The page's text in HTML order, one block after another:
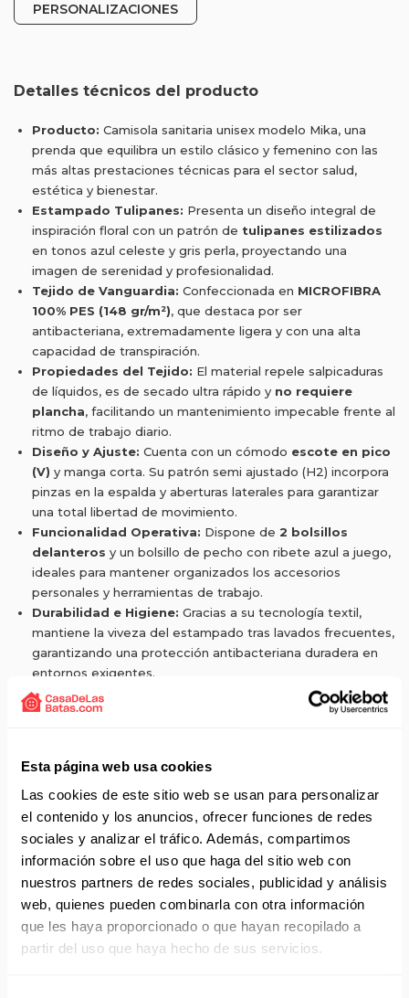
Esta página web usa cookies
Las cookies de este sitio web se usan para personalizar
el contenido y los anuncios, ofrecer funciones de redes
sociales y analizar el tráfico. Además, compartimos
información sobre el uso que haga del sitio web con
nuestros partners de redes sociales, publicidad y análisis
web, quienes pueden combinarla con otra información
que les haya proporcionado o que hayan recopilado a
partir del uso que haya hecho de sus servicios.
PERSONALIZACIONES
Detalles técnicos del producto
Producto: Camisola sanitaria unisex modelo Mika, una
prenda que equilibra un estilo clásico y femenino con las
más altas prestaciones técnicas para el sector salud,
estética y bienestar.
Estampado Tulipanes: Presenta un diseño integral de
inspiración floral con un patrón de tulipanes estilizados
en tonos azul celeste y gris perla, proyectando una
imagen de serenidad y profesionalidad.
Tejido de Vanguardia: Confeccionada en MICROFIBRA
100% PES (148 gr/m²), que destaca por ser
antibacteriana, extremadamente ligera y con una alta
capacidad de transpiración.
Propiedades del Tejido: El material repele salpicaduras
de líquidos, es de secado ultra rápido y no requiere
plancha, facilitando un mantenimiento impecable frente al
ritmo de trabajo diario.
Diseño y Ajuste: Cuenta con un cómodo escote en pico
(V) y manga corta. Su patrón semi ajustado (H2) incorpora
pinzas en la espalda y aberturas laterales para garantizar
una total libertad de movimiento.
Funcionalidad Operativa: Dispone de 2 bolsillos
delanteros y un bolsillo de pecho con ribete azul a juego,
ideales para mantener organizados los accesorios
personales y herramientas de trabajo.
Durabilidad e Higiene: Gracias a su tecnología textil,
mantiene la viveza del estampado tras lavados frecuentes,
garantizando una protección antibacteriana duradera en
entornos exigentes.
Solicita presupuesto:EMAIL
Envío gratis a partir de 75 €+IVA (90 € IVA incl.)
Aprovecha el envío gratuito en toda España excepto
Canarias, Baleares, Ceuta y Melilla.
ENVÍOS EN AGOSTO
No realizamos envíos del 10 al 21 de agosto.
Reanudamos envíos el día 24 de agosto para productos